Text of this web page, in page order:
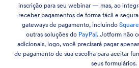
inscrição para seu webinar — mas, ao
receber pagamentos de forma fácil e
gateways de pagamento, incluindo Square
outras soluções do PayPal. Jotform não
adicionais, logo, você precisará pagar
de pagamento de sua escolha para aceitar
seus formulários.